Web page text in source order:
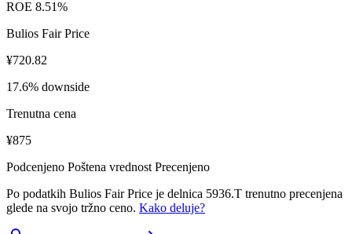
ROE 8.51%
Bulios Fair Price
¥720.82
17.6% downside
Trenutna cena
¥875
Podcenjeno Poštena vrednost Precenjeno
Po podatkih Bulios Fair Price je delnica 5936.T trenutno precenjena
glede na svojo tržno ceno. Kako deluje?